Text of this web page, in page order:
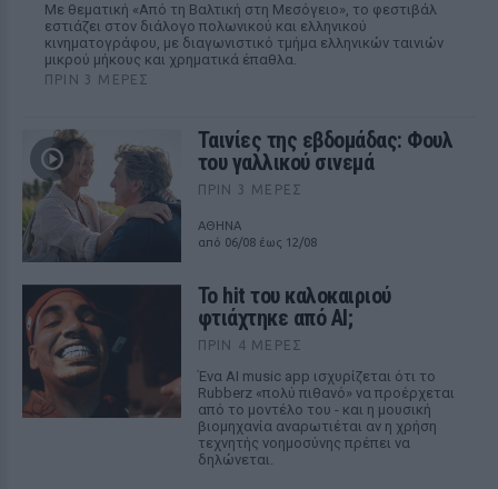
Με θεματική «Από τη Βαλτική στη Μεσόγειο», το φεστιβάλ
εστιάζει στον διάλογο πολωνικού και ελληνικού
κινηματογράφου, με διαγωνιστικό τμήμα ελληνικών ταινιών
μικρού μήκους και χρηματικά έπαθλα.
ΠΡΙΝ 3 ΜΈΡΕΣ
Ταινίες της εβδομάδας: Φουλ
του γαλλικού σινεμά
ΠΡΙΝ 3 ΜΈΡΕΣ
ΑΘΗΝΑ
από 06/08 έως 12/08
Το hit του καλοκαιριού
φτιάχτηκε από AI;
ΠΡΙΝ 4 ΜΈΡΕΣ
Ένα AI music app ισχυρίζεται ότι το
Rubberz «πολύ πιθανό» να προέρχεται
από το μοντέλο του - και η μουσική
βιομηχανία αναρωτιέται αν η χρήση
τεχνητής νοημοσύνης πρέπει να
δηλώνεται.